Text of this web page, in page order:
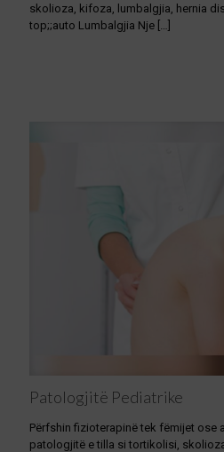
skolioza, kifoza, lumbalgjia, hernia
top;;auto Lumbalgjia Nje […]
Patologjitë Pediatrike
Përfshin fizioterapinë tek fëmijet ose
patologjitë e tilla si tortikolisi,